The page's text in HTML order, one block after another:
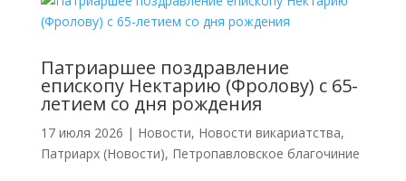
Патриаршее поздравление
епископу Нектарию (Фролову) с 65-
летием со дня рождения
17 июля 2026 | Новости, Новости викариатства,
Патриарх (Новости), Петропавловское благочиние